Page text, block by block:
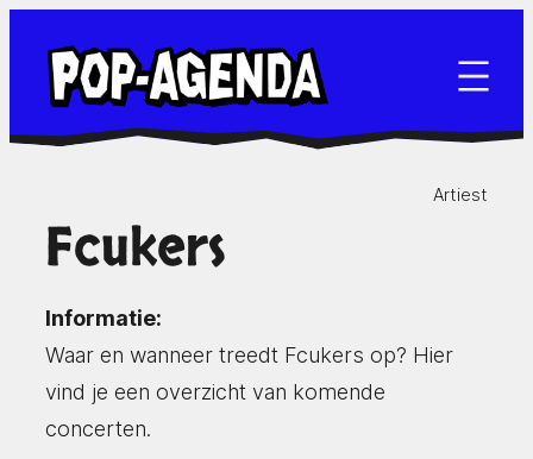
naar
inhoud
Artiest
Fcukers
Informatie:
Waar en wanneer treedt Fcukers op? Hier
vind je een overzicht van komende
concerten.